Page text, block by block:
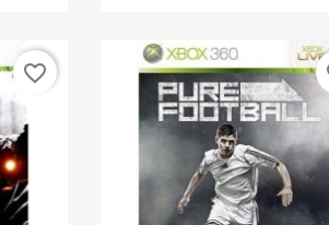
favorite_border